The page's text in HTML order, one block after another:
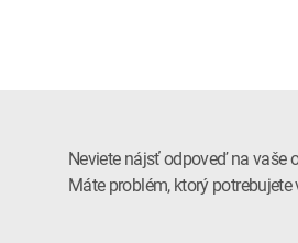
Neviete nájsť odpoveď na vaše
Máte problém, ktorý